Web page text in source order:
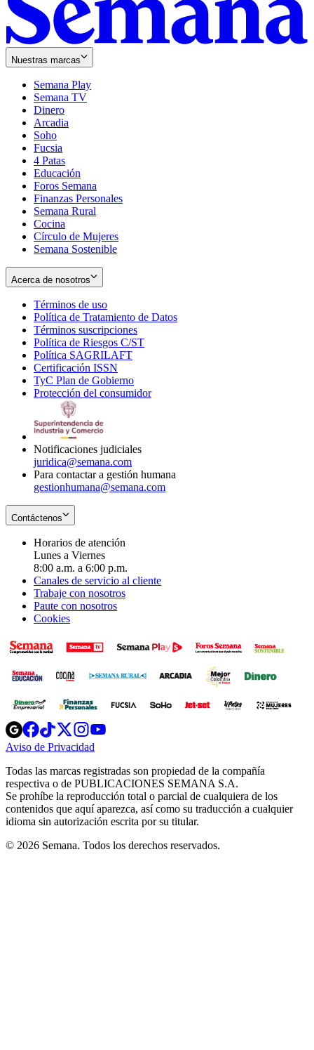
Nuestras marcas
Semana Play
Semana TV
Dinero
Arcadia
Soho
in
new
window
Fucsia
in
new
window
4 Patas
Educación
Foros Semana
Finanzas Personales
Semana Rural
Cocina
Círculo de Mujeres
Semana Sostenible
Acerca de nosotros
Términos de uso
in
new
window
Política de Tratamiento de Datos
Términos suscripciones
in
Política de Riesgos C/ST
Política SAGRILAFT
new
window
Certificación ISSN
in
new
TyC Plan de Gobierno
in
Protección del consumidorOpens
Notificaciones judiciales
juridica@semana.com
Para contactar a gestión humana
gestionhumana@semana.com
Contáctenos
Horarios de atención
Lunes a Viernes
8:00 a.m. a 6:00 p.m.
Canales de servicio al cliente
Trabaje con nosotros
Paute con nosotros
Cookies
Opens
in
new
Opens
in
new
Opens
in
new
window
Opens
new
windowwindow
Aviso de Privacidad
new
window
Todas las marcas registradas son propiedad de la compañía
respectiva o de PUBLICACIONES SEMANA S.A.
Se prohíbe la reproducción total o parcial de cualquiera de los
contenidos que aquí aparezca, así como su traducción a cualquier
idioma sin autorización escrita por su titular.
© 2026 Semana. Todos los derechos reservados.